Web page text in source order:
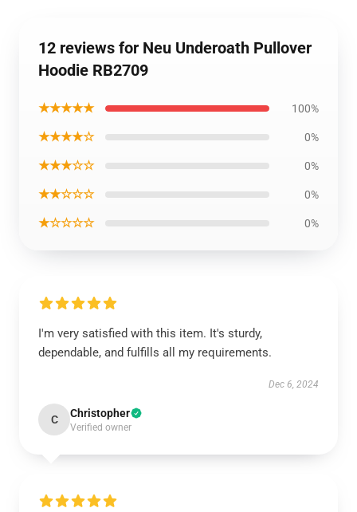
12 reviews for Neu Underoath Pullover
Hoodie RB2709
★★★★★ 100%
★★★★☆ 0%
★★★☆☆ 0%
★★☆☆☆ 0%
★☆☆☆☆ 0%
I'm very satisfied with this item. It's sturdy,
dependable, and fulfills all my requirements.
Dec 6, 2024
C Christopher
Verified owner